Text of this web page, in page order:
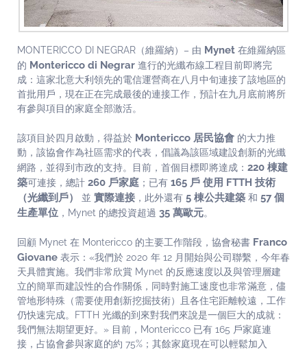
MONTERICCO DI NEGRAR（維羅納）– 由 Mynet 在維羅納區
的 Montericco di Negrar 進行的光纖布線工程目前即將完
成：這家北意大利領先的電信運營商在八月中旬連接了該地區的
首批用戶，現在正在完成最後的連接工作，預計在九月底前將所
有參與項目的家庭全部激活。
該項目於四月啟動，得益於 Montericco 居民協會 的大力推
動，該協會作為社區需求的代表，倡議為該區域建設創新的光纖
網路，並得到市政的支持。目前，首個目標即將達成： 220 棟建
築可連接，總計 260 戶家庭 ；已有 165 戶 使用 FTTH 技術
（光纖到戶）
並 實際連接 ，此外還有 5 棟公共建築 和 57 個
生產單位 ，Mynet 的總投資超過 35 萬歐元。
回顧 Mynet 在 Montericco 的主要工作階段，協會秘書 Franco
Giovane 表示：«我們於 2020 年 12 月開始與公司聯繫，今年春
天具體實施。我們非常欣賞 Mynet 的反應速度以及與管理層建
立的簡單而建設性的合作關係，同時對施工速度也非常滿意，儘
管地形特殊（需要使用創新挖掘技術）且各住宅距離較遠，工作
仍快速完成。FTTH 光纖的到來對我們來說是一個巨大的成就：
我們無法期望更好。» 目前，Montericco 已有 165 戶家庭連
接，占協會參與家庭的約 75%；其餘家庭現在可以輕鬆加入